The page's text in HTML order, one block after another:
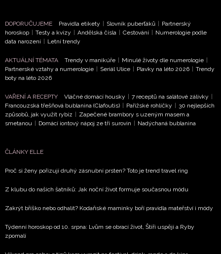
DOPORUČUJEME Pravidla etikety | Slovník puberťáků | Partnerský
horoskop | Testy a kvízy | Andělská čísla | Cestování | Numerologie podle
data narození | Letní trendy
AKTUÁLNÍ TÉMATA Trendy v manikúře | Minulé životy dle numerologie |
Partnerské vztahy a numerologie | Seriál Ulice | Plavky na léto 2026 | Trendy
boty na léto 2026
VAŘENÍ A RECEPTY Vláčné domácí housky | 7 receptů na salátové zálivky |
Francouzská třešňová bublanina (Clafoutis) | Pařížské rohlíčky | 30 nejlepších
způsobů, jak využít rybíz | Zapečené brambory s uzeným masem a
smetanou | Domácí iontový nápoj ze tří surovin | Nadýchaná bublanina
ČLÁNKY ELLE
Proč si ženy pořizují druhý zásnubní prsten? Toto je trend travel ring
Z klubu do našich šatníků: Jak noční život formuje současnou módu
Zakrýt bříško nebo odhalit? Kodaňské maminky boří pravidla mateřství i módy
Týdenní horoskop od 10. srpna: Lvům se obrací život, Štíři uspějí a Ryby
zpomalí